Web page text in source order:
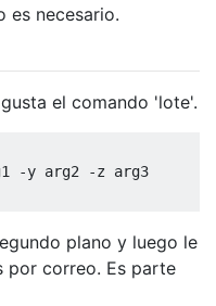
es necesario.
el comando 'lote'.
-y arg2 -z arg3
plano y luego le
por correo. Es parte